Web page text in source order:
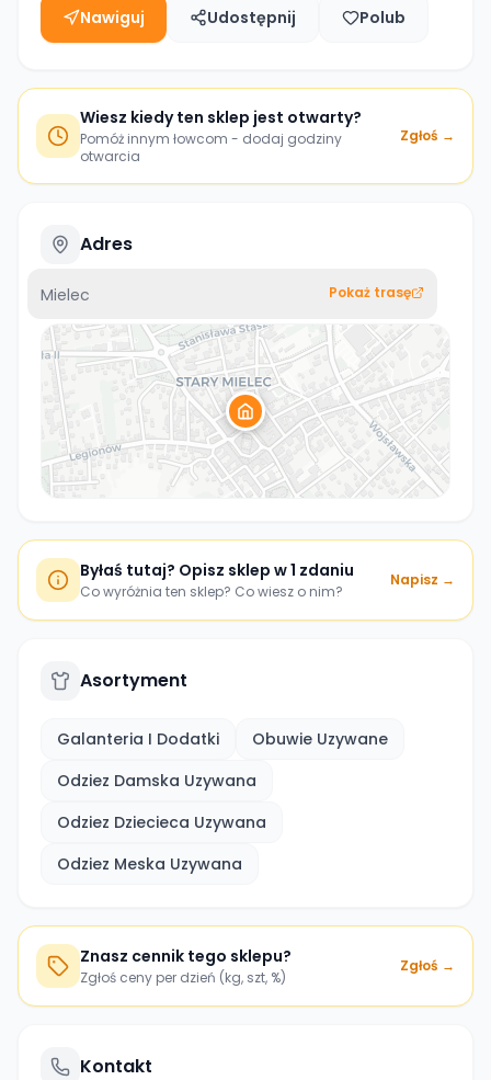
Nawiguj Udostępnij Polub
Wiesz kiedy ten sklep jest otwarty?
Pomóż innym łowcom - dodaj godziny
otwarcia
Zgłoś →
Adres
Mielec Pokaż trasę
Byłaś tutaj? Opisz sklep w 1 zdaniu
Co wyróżnia ten sklep? Co wiesz o nim?
Napisz →
Asortyment
Galanteria I Dodatki
Obuwie Uzywane
Odziez Damska Uzywana
Odziez Dziecieca Uzywana
Odziez Meska Uzywana
Znasz cennik tego sklepu?
Zgłoś ceny per dzień (kg, szt, %)
Zgłoś →
Kontakt